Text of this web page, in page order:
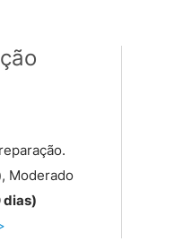
, Moderado
dias)